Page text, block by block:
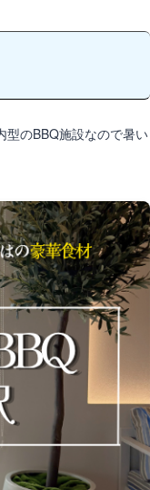
型のBBQ施設なので暑い